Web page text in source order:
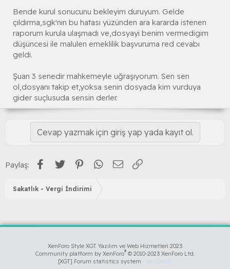
Bende kurul sonucunu bekleyim duruyum. Gelde
çıldırma,sgk'nın bu hatası yüzünden ara kararda istenen
raporum kurula ulaşmadı ve,dosyayi benim vermedigim
düşüncesi ile malulen emeklilik başvuruma red cevabı
geldi.
Şuan 3 senedir mahkemeyle uğraşıyorum. Sen sen
ol,dosyanı takip et,yoksa senin dosyada kim vurduya
gider suçlusuda sensin derler.
Cevap yazmak için giriş yap yada kayıt ol.
Paylaş: Facebook
Twitter PinterestWhatsApp
E-posta
Sakatlık - Vergi İndirimi
XenForo Style XGT Yazılım ve Web Hizmetleri 2023
Community platform by XenForo® © 2010-2023 XenForo Ltd.
[XGT] Forum statistics system - XenGenTr